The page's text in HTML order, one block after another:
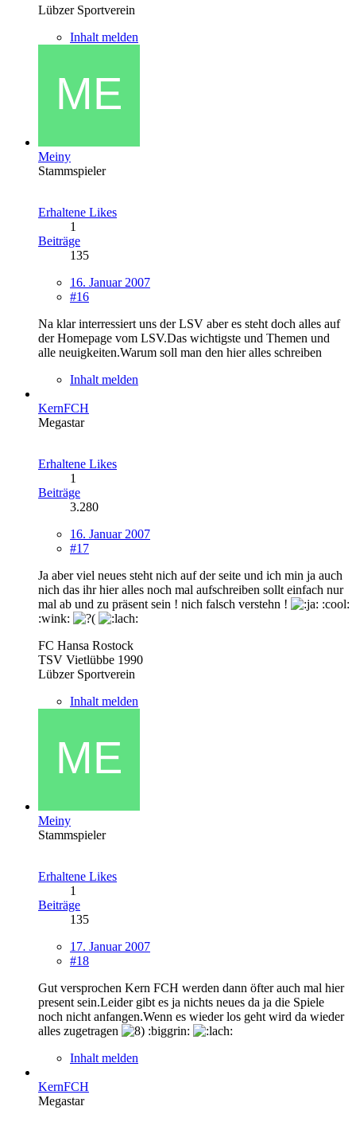
Lübzer Sportverein
Inhalt melden
Meiny
Stammspieler
Erhaltene Likes
1
Beiträge
135
16. Januar 2007
#16
Na klar interressiert uns der LSV aber es steht doch alles auf
der Homepage vom LSV.Das wichtigste und Themen und
alle neuigkeiten.Warum soll man den hier alles schreiben
Inhalt melden
KernFCH
Megastar
Erhaltene Likes
1
Beiträge
3.280
16. Januar 2007
#17
Ja aber viel neues steht nich auf der seite und ich min ja auch
nich das ihr hier alles noch mal aufschreiben sollt einfach nur
mal ab und zu präsent sein ! nich falsch verstehn !
:cool:
:wink:
FC Hansa Rostock
TSV Vietlübbe 1990
Lübzer Sportverein
Inhalt melden
Meiny
Stammspieler
Erhaltene Likes
1
Beiträge
135
17. Januar 2007
#18
Gut versprochen Kern FCH werden dann öfter auch mal hier
present sein.Leider gibt es ja nichts neues da ja die Spiele
noch nicht anfangen.Wenn es wieder los geht wird da wieder
alles zugetragen
:biggrin:
Inhalt melden
KernFCH
Megastar